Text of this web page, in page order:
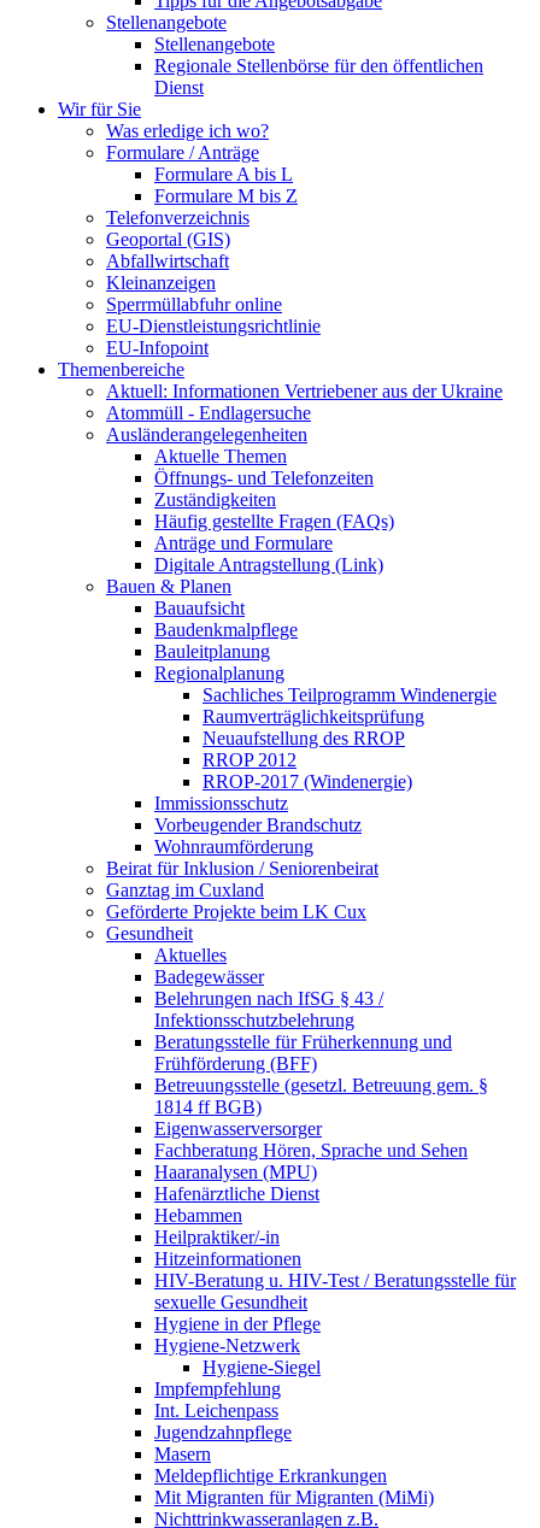
Stellenangebote
Stellenangebote
Regionale Stellenbörse für den öffentlichen
Dienst
Wir für Sie
Was erledige ich wo?
Formulare / Anträge
Formulare A bis L
Formulare M bis Z
Telefonverzeichnis
Geoportal (GIS)
Abfallwirtschaft
Kleinanzeigen
Sperrmüllabfuhr online
EU-Dienstleistungsrichtlinie
EU-Infopoint
Themenbereiche
Aktuell: Informationen Vertriebener aus der Ukraine
Atommüll - Endlagersuche
Ausländerangelegenheiten
Aktuelle Themen
Öffnungs- und Telefonzeiten
Zuständigkeiten
Häufig gestellte Fragen (FAQs)
Anträge und Formulare
Digitale Antragstellung (Link)
Bauen & Planen
Bauaufsicht
Baudenkmalpflege
Bauleitplanung
Regionalplanung
Sachliches Teilprogramm Windenergie
Raumverträglichkeitsprüfung
Neuaufstellung des RROP
RROP 2012
RROP-2017 (Windenergie)
Immissionsschutz
Vorbeugender Brandschutz
Wohnraumförderung
Beirat für Inklusion / Seniorenbeirat
Ganztag im Cuxland
Geförderte Projekte beim LK Cux
Gesundheit
Aktuelles
Badegewässer
Belehrungen nach IfSG § 43 /
Infektionsschutzbelehrung
Beratungsstelle für Früherkennung und
Frühförderung (BFF)
Betreuungsstelle (gesetzl. Betreuung gem. §
1814 ff BGB)
Eigenwasserversorger
Fachberatung Hören, Sprache und Sehen
Haaranalysen (MPU)
Hafenärztliche Dienst
Hebammen
Heilpraktiker/-in
Hitzeinformationen
HIV-Beratung u. HIV-Test / Beratungsstelle für
sexuelle Gesundheit
Hygiene in der Pflege
Hygiene-Netzwerk
Hygiene-Siegel
Impfempfehlung
Int. Leichenpass
Jugendzahnpflege
Masern
Meldepflichtige Erkrankungen
Mit Migranten für Migranten (MiMi)
Nichttrinkwasseranlagen z.B.